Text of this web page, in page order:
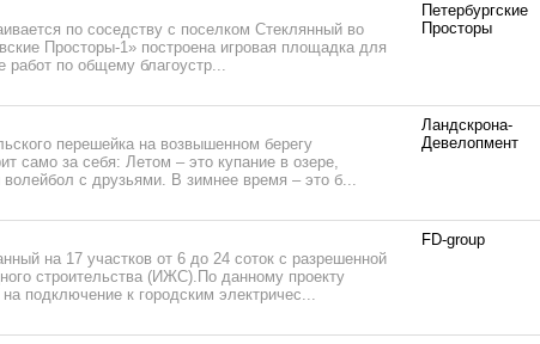
по соседству с поселком Стеклянный во
Просторы-1» построена игровая площадка для
работ по общему благоустр...
Петербургские
Просторы
перешейка на возвышенном берегу
само за себя: Летом – это купание в озере,
с друзьями. В зимнее время – это б...
Ландскрона-
Девелопмент
на 17 участков от 6 до 24 соток с разрешенной
строительства (ИЖС).По данному проекту
подключение к городским электричес...
FD-group